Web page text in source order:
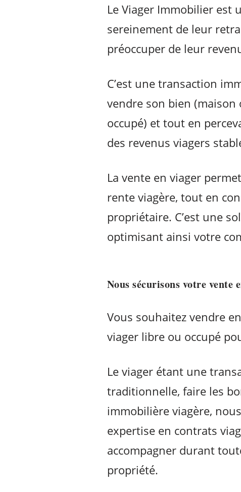
Le Viager Immobilier
sereinement de leur
préoccuper de leur
C’est une transaction
vendre son bien
occupé) et tout en
des revenus viagers
La vente en viager
rente viagère, tout en
propriétaire. C’est une
optimisant ainsi votre
Nous sécurisons votre vente
Vous souhaitez vendre
viager libre ou occupé
Le viager étant une
traditionnelle, faire les
immobilière viagère,
expertise en contrats
accompagner durant
propriété.